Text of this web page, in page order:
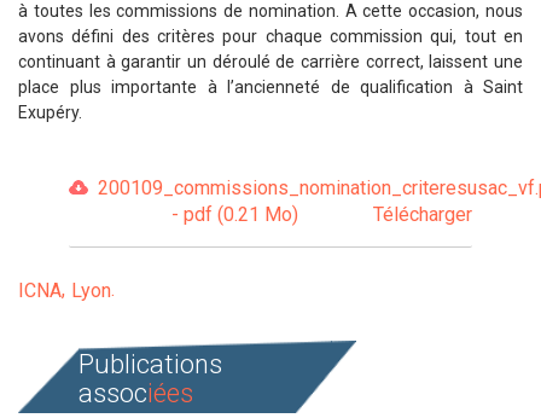
à toutes les commissions de nomination. A cette occasion, nous
avons défini des critères pour chaque commission qui, tout en
continuant à garantir un déroulé de carrière correct, laissent une
place plus importante à l’ancienneté de qualification à Saint
Exupéry.
- pdf (0.21 Mo)
Télécharger
ICNA Lyon
Publications
associées